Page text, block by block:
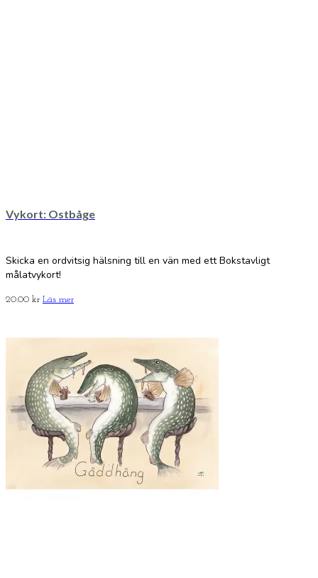
Vykort: Ostbåge
Skicka en ordvitsig hälsning till en vän med ett Bokstavligt
målatvykort!
20.00 kr Läs mer